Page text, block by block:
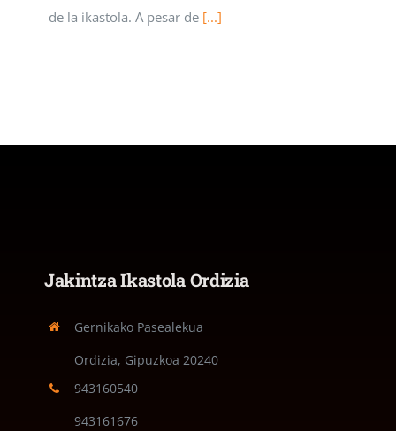
de la ikastola. A pesar de [...]
Jakintza Ikastola Ordizia
Gernikako Pasealekua
Ordizia, Gipuzkoa 20240
943160540
943161676